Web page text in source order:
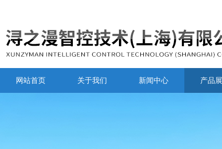
网站首页 关于我们 新闻中心 产品